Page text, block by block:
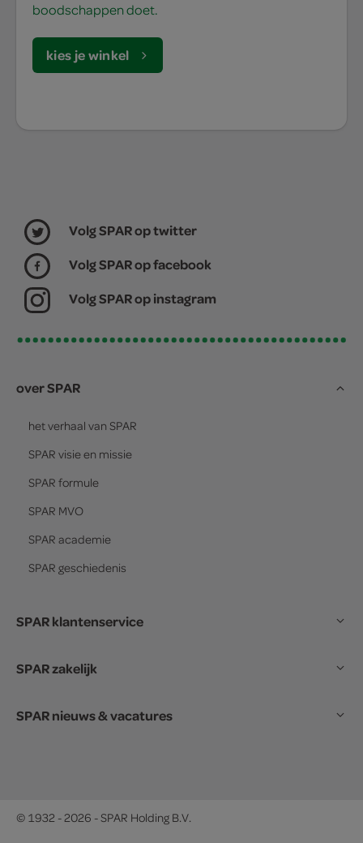
boodschappen doet.
kies je winkel
Volg SPAR op twitter
Volg SPAR op facebook
Volg SPAR op instagram
over SPAR
het verhaal van SPAR
SPAR visie en missie
SPAR formule
SPAR MVO
SPAR academie
SPAR geschiedenis
SPAR klantenservice
SPAR zakelijk
SPAR nieuws & vacatures
© 1932 - 2026 - SPAR Holding B.V.